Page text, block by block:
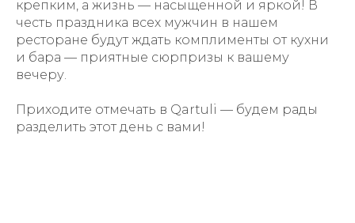
крепким, а жизнь — насыщенной и яркой! В
честь праздника всех мужчин в нашем
ресторане будут ждать комплименты от кухни
и бара — приятные сюрпризы к вашему
вечеру.
Приходите отмечать в Qartuli — будем рады
разделить этот день с вами!